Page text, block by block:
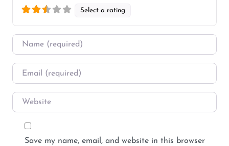
Select a rating
Name
Email
Website
Save my name, email, and website in this browser